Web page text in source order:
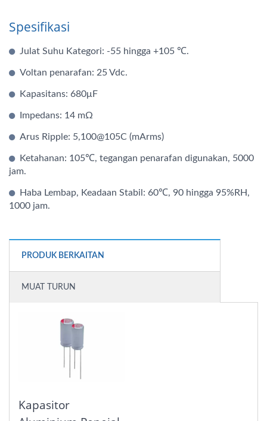
Spesifikasi
Julat Suhu Kategori: -55 hingga +105 ℃.
Voltan penarafan: 25 Vdc.
Kapasitans: 680μF
Impedans: 14 mΩ
Arus Ripple: 5,100@105C (mArms)
Ketahanan: 105℃, tegangan penarafan digunakan, 5000
jam.
Haba Lembap, Keadaan Stabil: 60℃, 90 hingga 95%RH,
1000 jam.
PRODUK BERKAITAN
MUAT TURUN
Kapasitor